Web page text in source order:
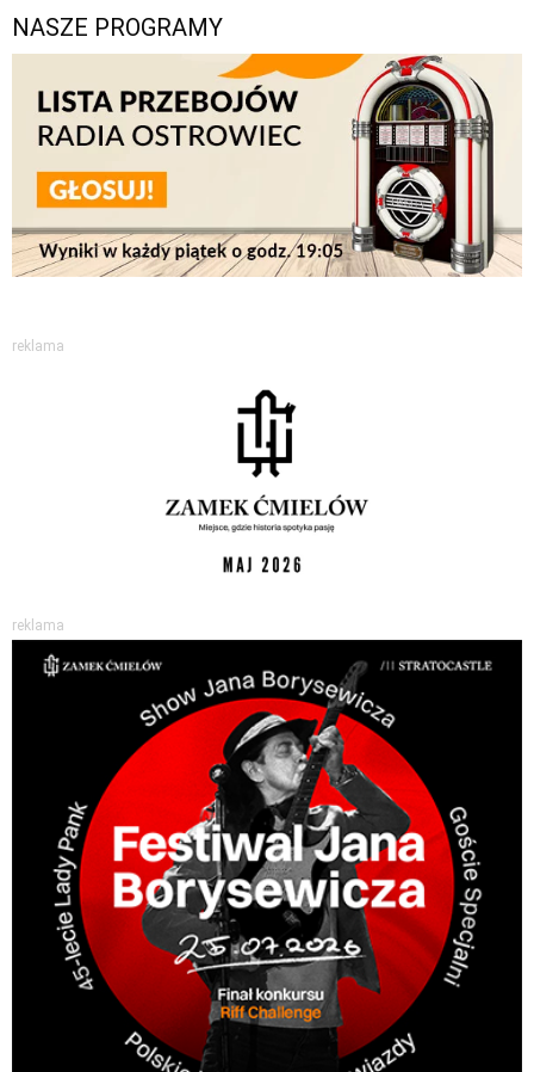
NASZE PROGRAMY
reklama
reklama